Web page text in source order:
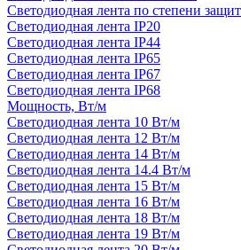
Светодиодная лента по степени
Светодиодная лента IP20
Светодиодная лента IP44
Светодиодная лента IP65
Светодиодная лента IP67
Светодиодная лента IP68
Мощность, Вт/м
Светодиодная лента 10 Вт/м
Светодиодная лента 12 Вт/м
Светодиодная лента 14 Вт/м
Светодиодная лента 14.4 Вт/м
Светодиодная лента 15 Вт/м
Светодиодная лента 16 Вт/м
Светодиодная лента 18 Вт/м
Светодиодная лента 19 Вт/м